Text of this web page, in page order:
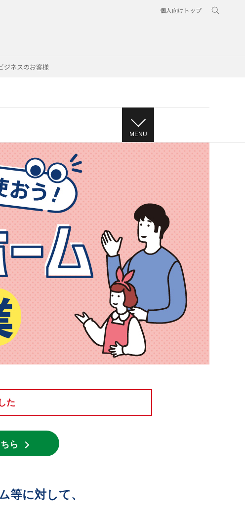
個人向けトップ
ジネスのお客様
MENU
た
ら
等に対して、